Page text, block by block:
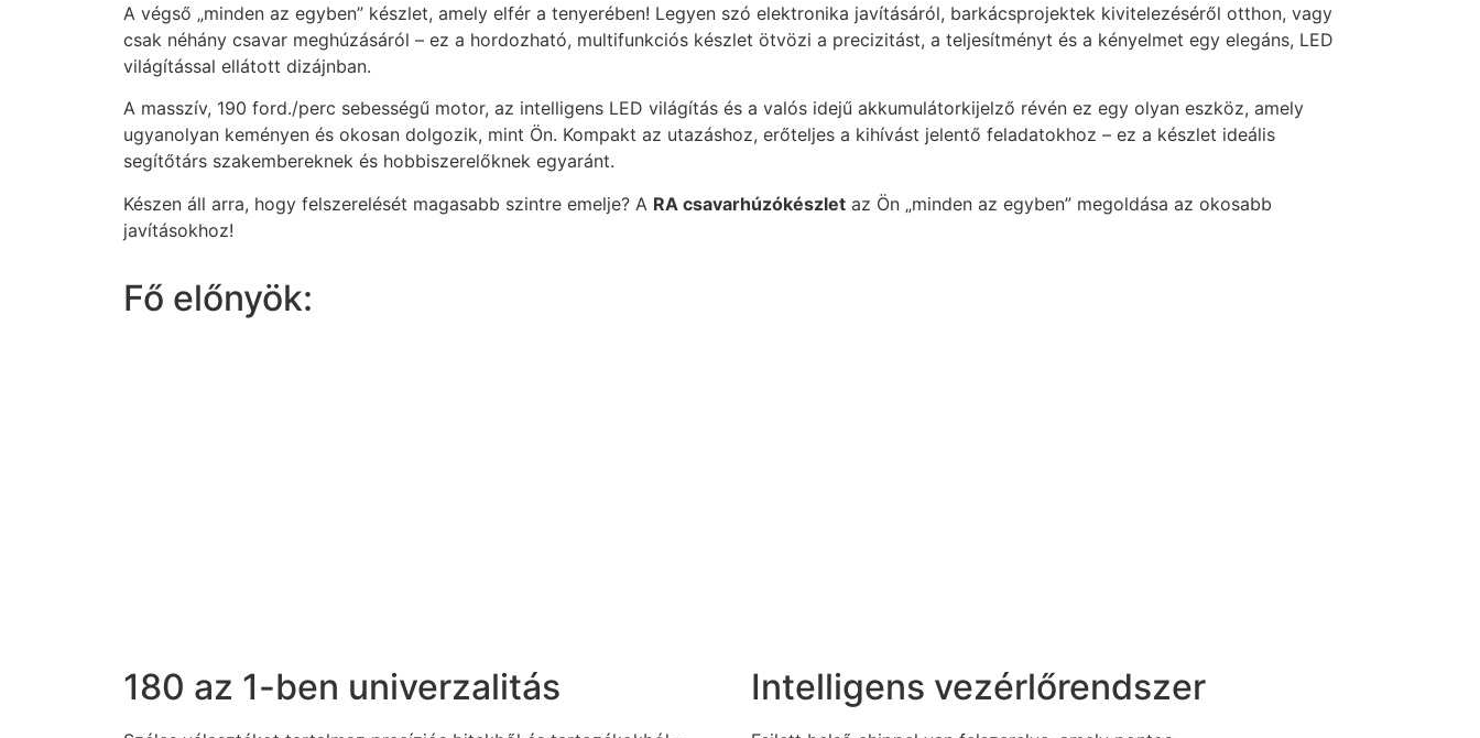
A végső „minden az egyben” készlet, amely elfér a tenyerében! Legyen szó elektronika javításáról, barkácsprojektek kivitelezéséről otthon, vagy
csak néhány csavar meghúzásáról – ez a hordozható, multifunkciós készlet ötvözi a precizitást, a teljesítményt és a kényelmet egy elegáns, LED
világítással ellátott dizájnban.
A masszív, 190 ford./perc sebességű motor, az intelligens LED világítás és a valós idejű akkumulátorkijelző révén ez egy olyan eszköz, amely
ugyanolyan keményen és okosan dolgozik, mint Ön. Kompakt az utazáshoz, erőteljes a kihívást jelentő feladatokhoz – ez a készlet ideális
segítőtárs szakembereknek és hobbiszerelőknek egyaránt.
Készen áll arra, hogy felszerelését magasabb szintre emelje? A RA csavarhúzókészlet az Ön „minden az egyben” megoldása az okosabb
javításokhoz!
Fő előnyök:
180 az 1-ben univerzalitás Intelligens vezérlőrendszer